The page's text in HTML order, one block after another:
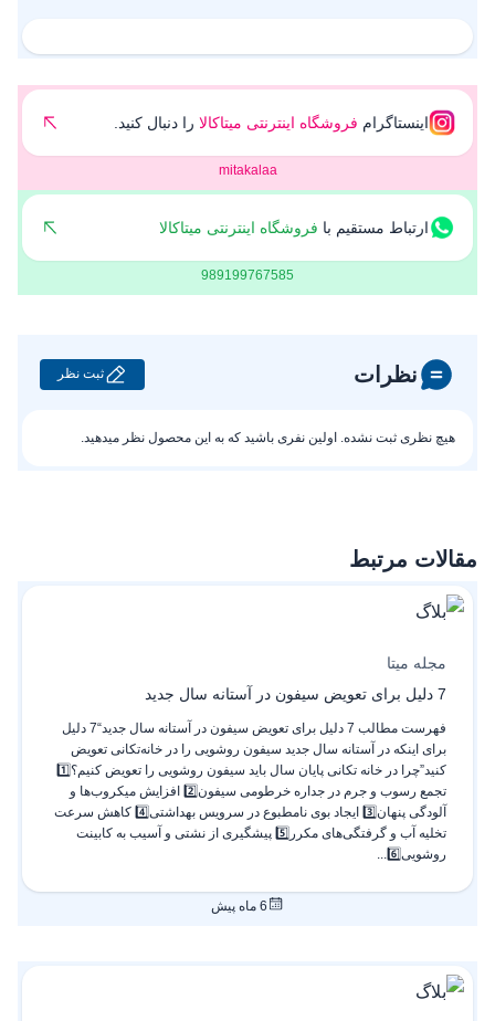
اینستاگرام فروشگاه اینترنتی میتاکالا را دنبال کنید.
mitakalaa
ارتباط مستقیم با فروشگاه اینترنتی میتاکالا
989199767585
نظرات ثبت نظر
هیچ نظری ثبت نشده. اولین نفری باشید که به این محصول نظر میدهید.
مقالات مرتبط
مجله میتا
7 دلیل برای تعویض سیفون در آستانه سال جدید
فهرست مطالب 7 دلیل برای تعویض سیفون در آستانه سال جدید“7 دلیل
برای اینکه در آستانه سال جدید سیفون روشویی را در خانه‌تکانی تعویض
کنید”چرا در خانه تکانی پایان سال باید سیفون روشویی را تعویض کنیم؟1️⃣
تجمع رسوب و جرم در جداره خرطومی سیفون2️⃣ افزایش میکروب‌ها و
آلودگی پنهان3️⃣ ایجاد بوی نامطبوع در سرویس بهداشتی4️⃣ کاهش سرعت
تخلیه آب و گرفتگی‌های مکرر5️⃣ پیشگیری از نشتی و آسیب به کابینت
روشویی6️⃣...
6 ماه پیش